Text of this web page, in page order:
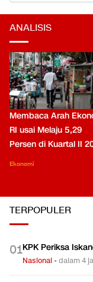
ANALISIS
Membaca Arah
RI usai Melaju 5,29
Persen di Kuartal II
Ekonomi
TERPOPULER
01KPK Periksa
Nasional •dalam 4